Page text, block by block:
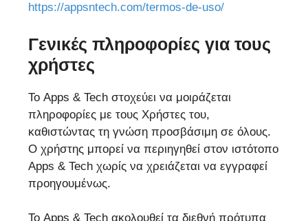
https://appsntech.com/termos-de-uso/
Γενικές πληροφορίες για τους
χρήστες
Το Apps & Tech στοχεύει να μοιράζεται
πληροφορίες με τους Χρήστες του,
καθιστώντας τη γνώση προσβάσιμη σε όλους.
Ο χρήστης μπορεί να περιηγηθεί στον ιστότοπο
Apps & Tech χωρίς να χρειάζεται να εγγραφεί
προηγουμένως.
Το Apps & Tech ακολουθεί τα διεθνή πρότυπα